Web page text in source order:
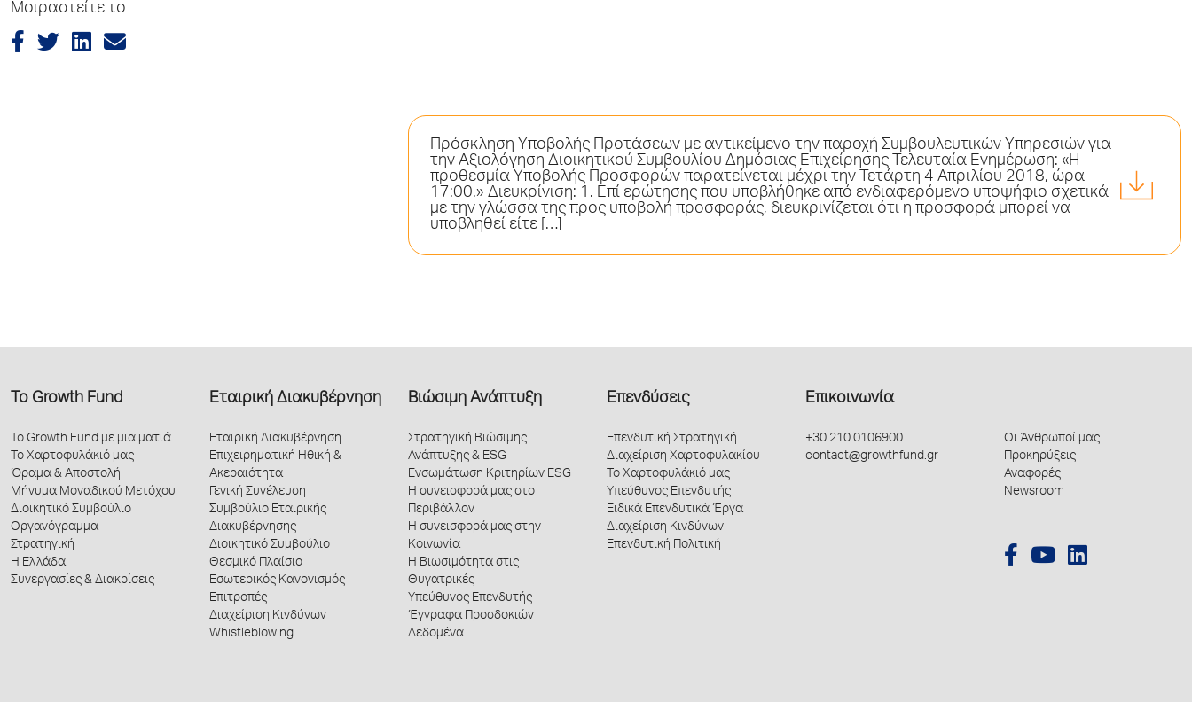
Μοιραστείτε το
Πρόσκληση Υποβολής Προτάσεων με αντικείμενο την παροχή Συμβουλευτικών Υπηρεσιών για
την Αξιολόγηση Διοικητικού Συμβουλίου Δημόσιας Επιχείρησης Τελευταία Ενημέρωση: «Η
προθεσμία Υποβολής Προσφορών παρατείνεται μέχρι την Τετάρτη 4 Απριλίου 2018, ώρα
17:00.» Διευκρίνιση: 1. Επί ερώτησης που υποβλήθηκε από ενδιαφερόμενο υποψήφιο σχετικά
με την γλώσσα της προς υποβολή προσφοράς, διευκρινίζεται ότι η προσφορά μπορεί να
υποβληθεί είτε […]
Το Growth Fund
Το Growth Fund με μια ματιά
Το Χαρτοφυλάκιό μας
Όραμα & Αποστολή
Μήνυμα Μοναδικού Μετόχου
Διοικητικό Συμβούλιο
Οργανόγραμμα
Στρατηγική
Η Ελλάδα
Συνεργασίες & Διακρίσεις
Εταιρική Διακυβέρνηση
Εταιρική Διακυβέρνηση
Επιχειρηματική Ηθική &
Ακεραιότητα
Γενική Συνέλευση
Συμβούλιο Εταιρικής
Διακυβέρνησης
Διοικητικό Συμβούλιο
Θεσμικό Πλαίσιο
Εσωτερικός Κανονισμός
Επιτροπές
Διαχείριση Κινδύνων
Whistleblowing
Βιώσιμη Ανάπτυξη
Στρατηγική Βιώσιμης
Ανάπτυξης & ESG
Ενσωμάτωση Κριτηρίων ESG
Η συνεισφορά μας στο
Περιβάλλον
Η συνεισφορά μας στην
Κοινωνία
Η Βιωσιμότητα στις
Θυγατρικές
Υπεύθυνος Επενδυτής
Έγγραφα Προσδοκιών
Δεδομένα
Επενδύσεις
Επενδυτική Στρατηγική
Διαχείριση Χαρτοφυλακίου
Το Χαρτοφυλάκιό μας
Υπεύθυνος Επενδυτής
Ειδικά Επενδυτικά Έργα
Διαχείριση Κινδύνων
Επενδυτική Πολιτική
Επικοινωνία
+30 210 0106900
contact@growthfund.gr
Οι Άνθρωποί μας
Προκηρύξεις
Αναφορές
Newsroom